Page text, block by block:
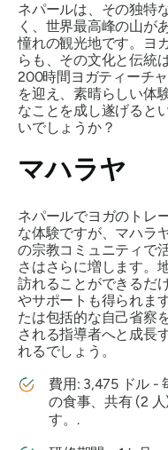
ネパールは、その独特
く、世界最高峰の山が
憧れの観光地です。ヨ
らも、その文化と伝統
200時間ヨガティーチ
を迎え、素晴らしい体
なことを成し遂げると
いでしょうか？
マハラヤ
ネパールでヨガのトレ
な体験ですが、マハラ
の宗教コミュニティで
さはさらに増します。
訪れることができるだ
やサポートも得られま
たは包括的な自己省察
される指導者へと成長
れるでしょう。
費用: 3,475 ドル -
の食事、共有 (2
す。.